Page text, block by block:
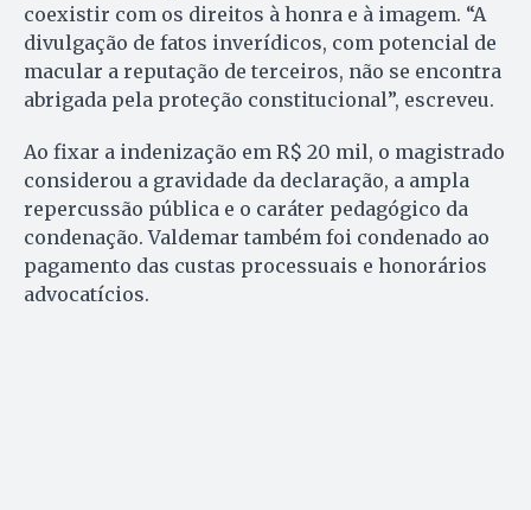
coexistir com os direitos à honra e à imagem. “A
divulgação de fatos inverídicos, com potencial de
macular a reputação de terceiros, não se encontra
abrigada pela proteção constitucional”, escreveu.
Ao fixar a indenização em R$ 20 mil, o magistrado
considerou a gravidade da declaração, a ampla
repercussão pública e o caráter pedagógico da
condenação. Valdemar também foi condenado ao
pagamento das custas processuais e honorários
advocatícios.